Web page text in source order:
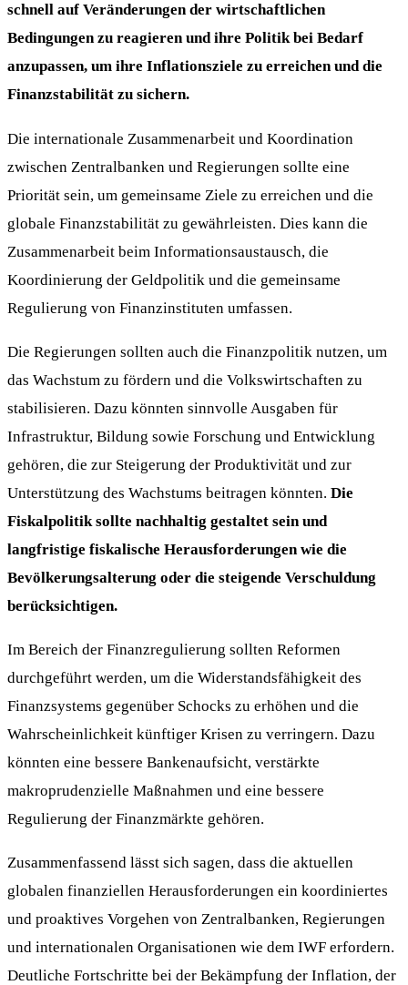
schnell auf Veränderungen der wirtschaftlichen
Bedingungen zu reagieren und ihre Politik bei Bedarf
anzupassen, um ihre Inflationsziele zu erreichen und die
Finanzstabilität zu sichern.
Die internationale Zusammenarbeit und Koordination
zwischen Zentralbanken und Regierungen sollte eine
Priorität sein, um gemeinsame Ziele zu erreichen und die
globale Finanzstabilität zu gewährleisten. Dies kann die
Zusammenarbeit beim Informationsaustausch, die
Koordinierung der Geldpolitik und die gemeinsame
Regulierung von Finanzinstituten umfassen.
Die Regierungen sollten auch die Finanzpolitik nutzen, um
das Wachstum zu fördern und die Volkswirtschaften zu
stabilisieren. Dazu könnten sinnvolle Ausgaben für
Infrastruktur, Bildung sowie Forschung und Entwicklung
gehören, die zur Steigerung der Produktivität und zur
Unterstützung des Wachstums beitragen könnten. Die
Fiskalpolitik sollte nachhaltig gestaltet sein und
langfristige fiskalische Herausforderungen wie die
Bevölkerungsalterung oder die steigende Verschuldung
berücksichtigen.
Im Bereich der Finanzregulierung sollten Reformen
durchgeführt werden, um die Widerstandsfähigkeit des
Finanzsystems gegenüber Schocks zu erhöhen und die
Wahrscheinlichkeit künftiger Krisen zu verringern. Dazu
könnten eine bessere Bankenaufsicht, verstärkte
makroprudenzielle Maßnahmen und eine bessere
Regulierung der Finanzmärkte gehören.
Zusammenfassend lässt sich sagen, dass die aktuellen
globalen finanziellen Herausforderungen ein koordiniertes
und proaktives Vorgehen von Zentralbanken, Regierungen
und internationalen Organisationen wie dem IWF erfordern.
Deutliche Fortschritte bei der Bekämpfung der Inflation, der